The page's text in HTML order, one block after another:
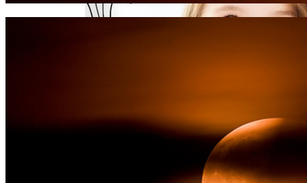
Обновление: Семейства Автомобилей
Mercedes-Benz GLE